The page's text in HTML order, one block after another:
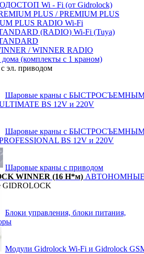
Wi - Fi (от Gidrolock)
PLUS / PREMIUM PLUS
PLUS RADIO Wi-Fi
(RADIO) Wi-Fi (Tuya)
/ WINNER RADIO
дома (комплекты с 1 краном)
эл. приводом
Шаровые краны с
BS 12V и 220V
Шаровые краны с
BS 12V и 220V
Шаровые краны с приводом
WINNER (16 Н*м)
GIDROLOCK
Блоки управления, блоки питания,
Модули Gidrolock Wi-Fi и Gidrolock